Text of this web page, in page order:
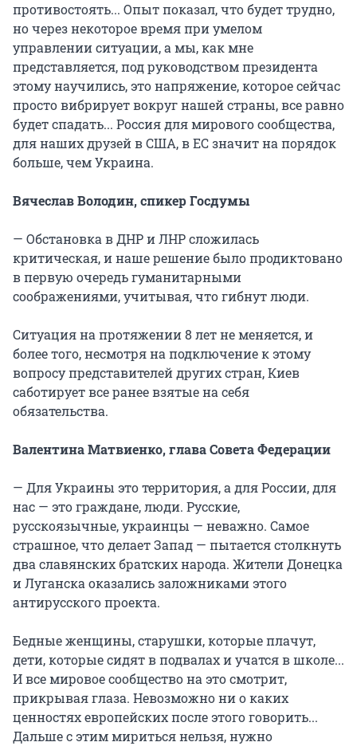
противостоять... Опыт показал, что будет трудно,
но через некоторое время при умелом
управлении ситуации, а мы, как мне
представляется, под руководством президента
этому научились, это напряжение, которое сейчас
просто вибрирует вокруг нашей страны, все равно
будет спадать... Россия для мирового сообщества,
для наших друзей в США, в ЕС значит на порядок
больше, чем Украина.
Вячеслав Володин, спикер Госдумы
— Обстановка в ДНР и ЛНР сложилась
критическая, и наше решение было продиктовано
в первую очередь гуманитарными
соображениями, учитывая, что гибнут люди.
Ситуация на протяжении 8 лет не меняется, и
более того, несмотря на подключение к этому
вопросу представителей других стран, Киев
саботирует все ранее взятые на себя
обязательства.
Валентина Матвиенко, глава Совета Федерации
— Для Украины это территория, а для России, для
нас — это граждане, люди. Русские,
русскоязычные, украинцы — неважно. Самое
страшное, что делает Запад — пытается столкнуть
два славянских братских народа. Жители Донецка
и Луганска оказались заложниками этого
антирусского проекта.
Бедные женщины, старушки, которые плачут,
дети, которые сидят в подвалах и учатся в школе...
И все мировое сообщество на это смотрит,
прикрывая глаза. Невозможно ни о каких
ценностях европейских после этого говорить...
Дальше с этим мириться нельзя, нужно